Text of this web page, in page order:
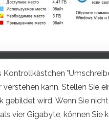
kann. Stellen Sie
wird. Wenn Sie
vier Gigabyte, können